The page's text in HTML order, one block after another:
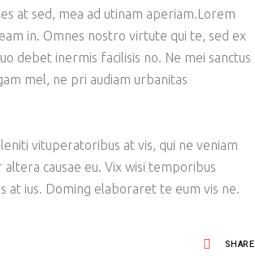
at sed, mea ad utinam aperiam.Lorem
in. Omnes nostro virtute qui te, sed ex
debet inermis facilisis no. Ne mei sanctus
mel, ne pri audiam urbanitas
vituperatoribus at vis, qui ne veniam
causae eu. Vix wisi temporibus
at ius. Doming elaboraret te eum vis ne.
SHARE